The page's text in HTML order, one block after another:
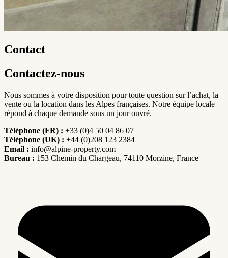
Contact
Contactez-nous
Nous sommes à votre disposition pour toute question sur l’achat, la
vente ou la location dans les Alpes françaises. Notre équipe locale
répond à chaque demande sous un jour ouvré.
Téléphone (FR) : +33 (0)4 50 04 86 07
Téléphone (UK) : +44 (0)208 123 2384
Email : info@alpine-property.com
Bureau : 153 Chemin du Chargeau, 74110 Morzine, France